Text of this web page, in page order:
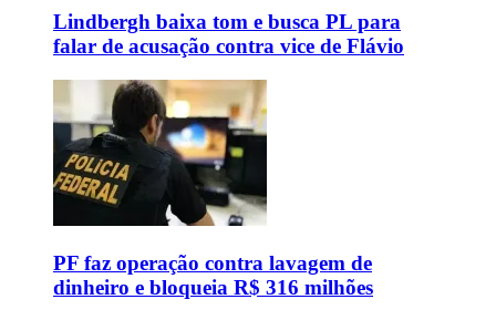
Lindbergh baixa tom e busca PL para
falar de acusação contra vice de Flávio
PF faz operação contra lavagem de
dinheiro e bloqueia R$ 316 milhões